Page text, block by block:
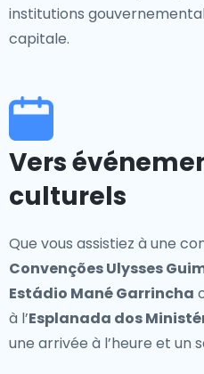
institutions
capitale.
Vers
culturels
Que vous assistiez à une
Convenções Ulysses
Estádio Mané Garrincha
à l’Esplanada dos
une arrivée à l’heure et un